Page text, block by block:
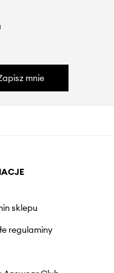
mnie
sklepu
regulaminy